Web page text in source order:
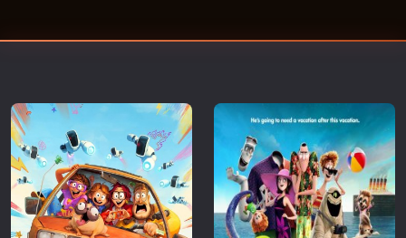
Επιστημονικής Φαντασίας
Εποχής
Ερωτικές
Ευρωπαικός Κινηματογράφος
Θρησκευτικές